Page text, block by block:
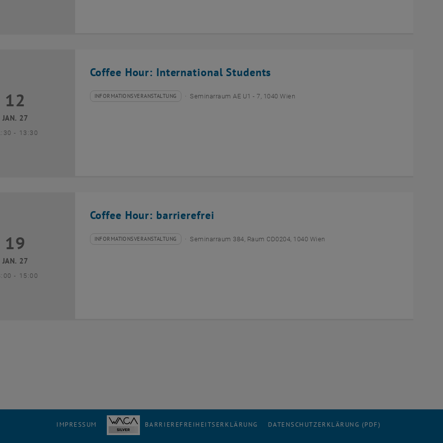
Coffee Hour: International Students
Januar 2027
12
JAN. 27
- bis
13:30
Veranstaltungstyp:
INFORMATIONSVERANSTALTUNG
Veranstaltungsort: Seminarraum AE U1 - 7, 1040 Wien
Coffee Hour: barrierefrei
Januar 2027
19
JAN. 27
- bis
15:00
Veranstaltungstyp:
INFORMATIONSVERANSTALTUNG
Veranstaltungsort: Seminarraum 384, Raum CD0204, 1040 Wien
IMPRESSUM BARRIEREFREIHEITSERKLÄRUNG DATENSCHUTZERKLÄRUNG (PDF)